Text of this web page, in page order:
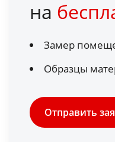
на
Замер
Образцы
Отправить